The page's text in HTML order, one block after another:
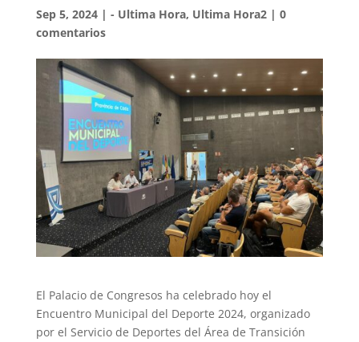
Sep 5, 2024| - Ultima Hora, Ultima Hora2| 0
comentarios
El Palacio de Congresos ha celebrado hoy el
Encuentro Municipal del Deporte 2024, organizado
por el Servicio de Deportes del Área de Transición